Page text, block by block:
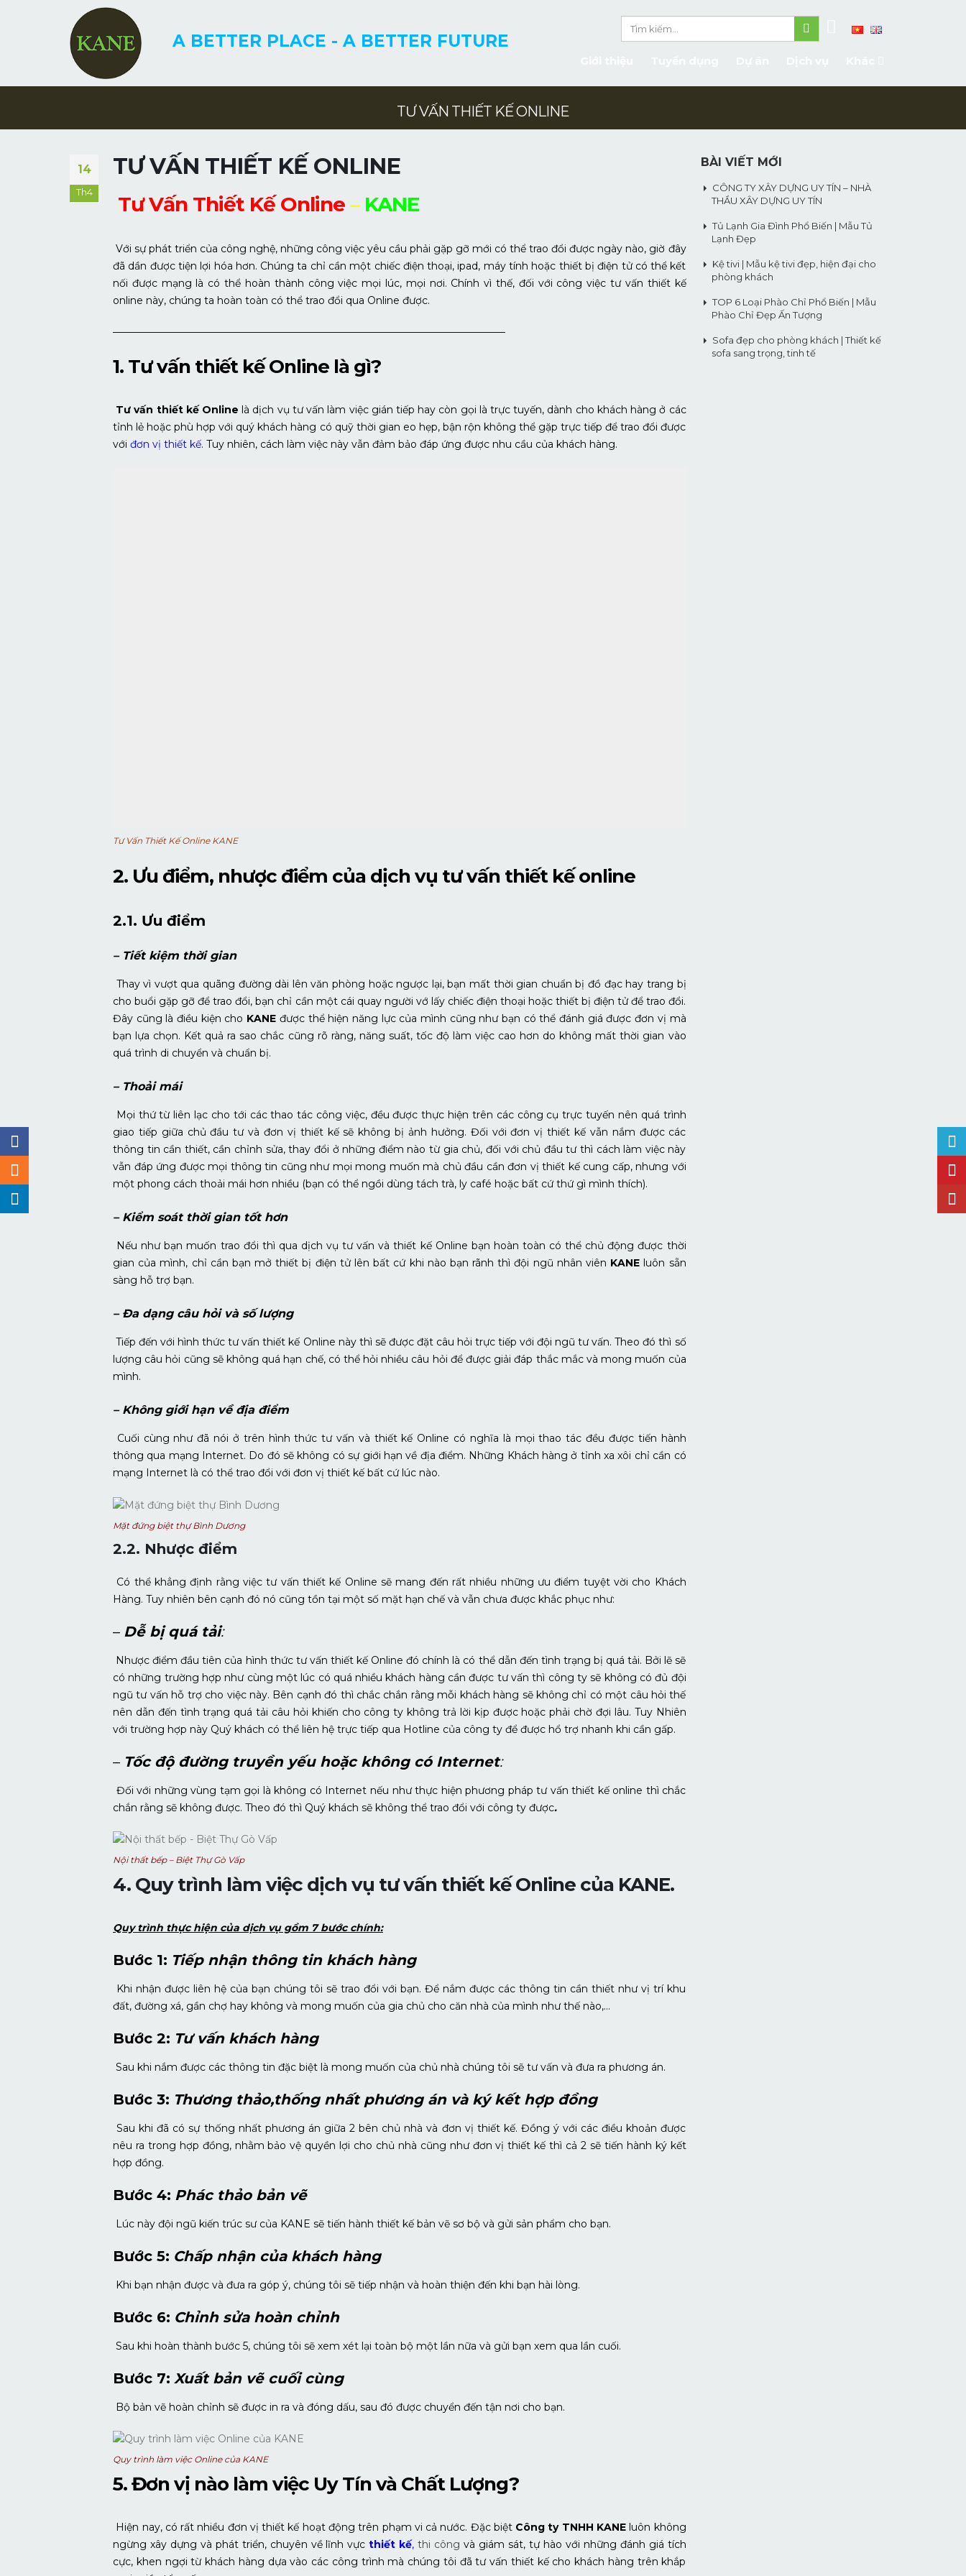
A BETTER PLACE - A BETTER FUTURE
TƯ VẤN THIẾT KẾ ONLINE
14
Th4
TƯ VẤN THIẾT KẾ ONLINE
Tư Vấn Thiết Kế Online – KANE
Với sự phát triển của công nghệ, những công việc yêu cầu phải gặp gỡ mới có thể trao đổi được ngày nào, giờ đây
đã dần được tiện lợi hóa hơn. Chúng ta chỉ cần một chiếc điện thoại, ipad, máy tính hoặc thiết bị điện tử có thể kết
nối được mạng là có thể hoàn thành công việc mọi lúc, mọi nơi. Chính vì thế, đối với công việc tư vấn thiết kế
online này, chúng ta hoàn toàn có thể trao đổi qua Online được.
———————————————————————————————————————
1. Tư vấn thiết kế Online là gì?
Tư vấn thiết kế Online là dịch vụ tư vấn làm việc gián tiếp hay còn gọi là trực tuyến, dành cho khách hàng ở các
tỉnh lẻ hoặc phù hợp với quý khách hàng có quỹ thời gian eo hẹp, bận rộn không thể gặp trực tiếp để trao đổi được
với đơn vị thiết kế. Tuy nhiên, cách làm việc này vẫn đảm bảo đáp ứng được nhu cầu của khách hàng.
Tư Vấn Thiết Kế Online KANE
2. Ưu điểm, nhược điểm của dịch vụ tư vấn thiết kế online
2.1. Ưu điểm
– Tiết kiệm thời gian
Thay vì vượt qua quãng đường dài lên văn phòng hoặc ngược lại, bạn mất thời gian chuẩn bị đồ đạc hay trang bị
cho buổi gặp gỡ để trao đổi, bạn chỉ cần một cái quay người vớ lấy chiếc điện thoại hoặc thiết bị điện tử để trao đổi.
Đây cũng là điều kiện cho KANE được thể hiện năng lực của mình cũng như bạn có thể đánh giá được đơn vị mà
bạn lựa chọn. Kết quả ra sao chắc cũng rõ ràng, năng suất, tốc độ làm việc cao hơn do không mất thời gian vào
quá trình di chuyển và chuẩn bị.
– Thoải mái
Mọi thứ từ liên lạc cho tới các thao tác công việc, đều được thực hiện trên các công cụ trực tuyến nên quá trình
giao tiếp giữa chủ đầu tư và đơn vị thiết kế sẽ không bị ảnh hưởng. Đối với đơn vị thiết kế vẫn nắm được các
thông tin cần thiết, cần chỉnh sửa, thay đổi ở những điểm nào từ gia chủ, đối với chủ đầu tư thì cách làm việc này
vẫn đáp ứng được mọi thông tin cũng như mọi mong muốn mà chủ đầu cần đơn vị thiết kế cung cấp, nhưng với
một phong cách thoải mái hơn nhiều (bạn có thể ngồi dùng tách trà, ly café hoặc bất cứ thứ gì mình thích).
– Kiểm soát thời gian tốt hơn
Nếu như bạn muốn trao đổi thì qua dịch vụ tư vấn và thiết kế Online bạn hoàn toàn có thể chủ động được thời
gian của mình, chỉ cần bạn mở thiết bị điện tử lên bất cứ khi nào bạn rãnh thì đội ngũ nhân viên KANE luôn sẵn
sàng hỗ trợ bạn.
– Đa dạng câu hỏi và số lượng
Tiếp đến với hình thức tư vấn thiết kế Online này thì sẽ được đặt câu hỏi trực tiếp với đội ngũ tư vấn. Theo đó thì số
lượng câu hỏi cũng sẽ không quá hạn chế, có thể hỏi nhiều câu hỏi để được giải đáp thắc mắc và mong muốn của
mình.
– Không giới hạn về địa điểm
Cuối cùng như đã nói ở trên hình thức tư vấn và thiết kế Online có nghĩa là mọi thao tác đều được tiến hành
thông qua mạng Internet. Do đó sẽ không có sự giới hạn về địa điểm. Những Khách hàng ở tỉnh xa xôi chỉ cần có
mạng Internet là có thể trao đổi với đơn vị thiết kế bất cứ lúc nào.
Mặt đứng biệt thự Bình Dương
2.2. Nhược điểm
Có thể khẳng định rằng việc tư vấn thiết kế Online sẽ mang đến rất nhiều những ưu điểm tuyệt vời cho Khách
Hàng. Tuy nhiên bên cạnh đó nó cũng tồn tại một số mặt hạn chế và vẫn chưa được khắc phục như:
– Dễ bị quá tải:
Nhược điểm đầu tiên của hình thức tư vấn thiết kế Online đó chính là có thể dẫn đến tình trạng bị quá tải. Bởi lẽ sẽ
có những trường hợp như cùng một lúc có quá nhiều khách hàng cần được tư vấn thì công ty sẽ không có đủ đội
ngũ tư vấn hỗ trợ cho việc này. Bên cạnh đó thì chắc chắn rằng mỗi khách hàng sẽ không chỉ có một câu hỏi thế
nên dẫn đến tình trạng quá tải câu hỏi khiến cho công ty không trả lời kịp được hoặc phải chờ đợi lâu. Tuy Nhiên
với trường hợp này Quý khách có thể liên hệ trực tiếp qua Hotline của công ty để được hổ trợ nhanh khi cần gấp.
– Tốc độ đường truyền yếu hoặc không có Internet:
Đối với những vùng tạm gọi là không có Internet nếu như thực hiện phương pháp tư vấn thiết kế online thì chắc
chắn rằng sẽ không được. Theo đó thì Quý khách sẽ không thể trao đổi với công ty được.
Nội thất bếp – Biệt Thự Gò Vấp
4. Quy trình làm việc dịch vụ tư vấn thiết kế Online của KANE.
Quy trình thực hiện của dịch vụ gồm 7 bước chính:
Bước 1: Tiếp nhận thông tin khách hàng
Khi nhận được liên hệ của bạn chúng tôi sẽ trao đổi với bạn. Để nắm được các thông tin cần thiết như vị trí khu
đất, đường xá, gần chợ hay không và mong muốn của gia chủ cho căn nhà của mình như thế nào,…
Bước 2: Tư vấn khách hàng
Sau khi nắm được các thông tin đặc biệt là mong muốn của chủ nhà chúng tôi sẽ tư vấn và đưa ra phương án.
Bước 3: Thương thảo,thống nhất phương án và ký kết hợp đồng
Sau khi đã có sự thống nhất phương án giữa 2 bên chủ nhà và đơn vị thiết kế. Đồng ý với các điều khoản được
nêu ra trong hợp đồng, nhằm bảo vệ quyền lợi cho chủ nhà cũng như đơn vị thiết kế thì cả 2 sẽ tiến hành ký kết
hợp đồng.
Bước 4: Phác thảo bản vẽ
Lúc này đội ngũ kiến trúc sư của KANE sẽ tiến hành thiết kế bản vẽ sơ bộ và gửi sản phẩm cho bạn.
Bước 5: Chấp nhận của khách hàng
Khi bạn nhận được và đưa ra góp ý, chúng tôi sẽ tiếp nhận và hoàn thiện đến khi bạn hài lòng.
Bước 6: Chỉnh sửa hoàn chỉnh
Sau khi hoàn thành bước 5, chúng tôi sẽ xem xét lại toàn bộ một lần nữa và gửi bạn xem qua lần cuối.
Bước 7: Xuất bản vẽ cuối cùng
Bộ bản vẽ hoàn chỉnh sẽ được in ra và đóng dấu, sau đó được chuyển đến tận nơi cho bạn.
Quy trình làm việc Online của KANE
5. Đơn vị nào làm việc Uy Tín và Chất Lượng?
Hiện nay, có rất nhiều đơn vị thiết kế hoạt động trên phạm vi cả nước. Đặc biệtCông ty TNHH KANEluôn không
ngừng xây dựng và phát triển, chuyên về lĩnh vực thiết kế, thi côngvà giám sát, tự hào với những đánh giá tích
cực, khen ngợi từ khách hàng dựa vào các công trình mà chúng tôi đã tư vấn thiết kế cho khách hàng trên khắp
BÀI VIẾT MỚI
CÔNG TY XÂY DỰNG UY TÍN – NHÀ
THẦU XÂY DỰNG UY TÍN
Tủ Lạnh Gia Đình Phổ Biến | Mẫu Tủ
Lạnh Đẹp
Kệ tivi | Mẫu kệ tivi đẹp, hiện đại cho
phòng khách
TOP 6 Loại Phào Chỉ Phổ Biến | Mẫu
Phào Chỉ Đẹp Ấn Tượng
Sofa đẹp cho phòng khách | Thiết kế
sofa sang trọng, tinh tế